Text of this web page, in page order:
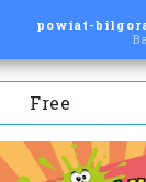
powiat-
Free